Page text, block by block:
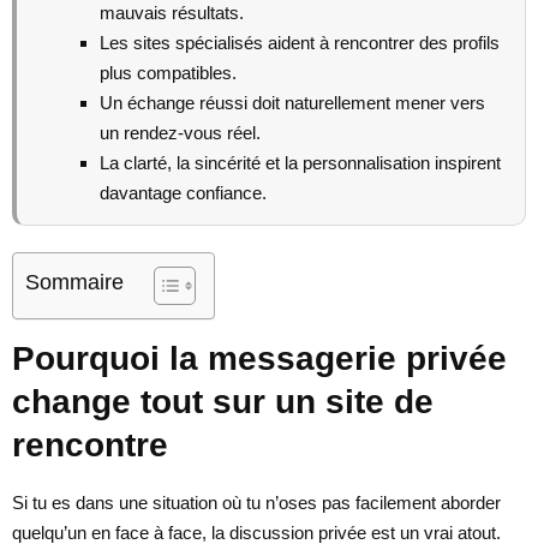
mauvais résultats.
Les sites spécialisés aident à rencontrer des profils
plus compatibles.
Un échange réussi doit naturellement mener vers
un rendez-vous réel.
La clarté, la sincérité et la personnalisation inspirent
davantage confiance.
Sommaire
Pourquoi la messagerie privée
change tout sur un site de
rencontre
Si tu es dans une situation où tu n’oses pas facilement aborder
quelqu’un en face à face, la discussion privée est un vrai atout.